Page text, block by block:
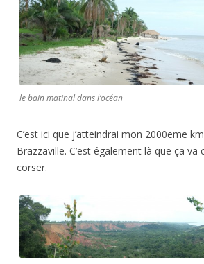
le bain matinal dans l’océan
C’est ici que j’atteindrai mon 2000eme
Brazzaville. C’est également là que ça va
corser.